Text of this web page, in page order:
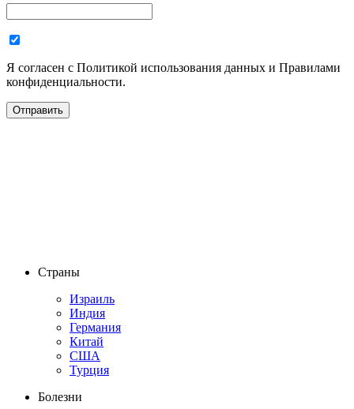
Я согласен с Политикой использования данных и Правилами
конфиденциальности.
Страны
Израиль
Индия
Германия
Китай
США
Турция
Болезни